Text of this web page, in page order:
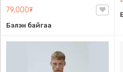
79,000₮
Бэлэн байгаа